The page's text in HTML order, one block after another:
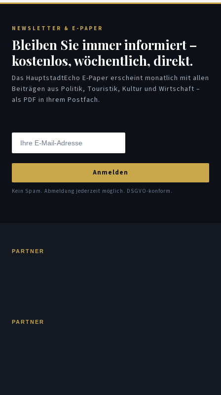
NEWSLETTER & E-PAPER
Bleiben Sie immer informiert –
kostenlos, wöchentlich, direkt.
Das HauptstadtEcho E-Paper erscheint monatlich mit allen
Beiträgen aus Politik, Touristik, Kultur und Wirtschaft –
als PDF in Ihrem Postfach.
Anmelden
Kein Spam. Abmeldung jederzeit möglich. DSGVO-konform.
PARTNER
PARTNER